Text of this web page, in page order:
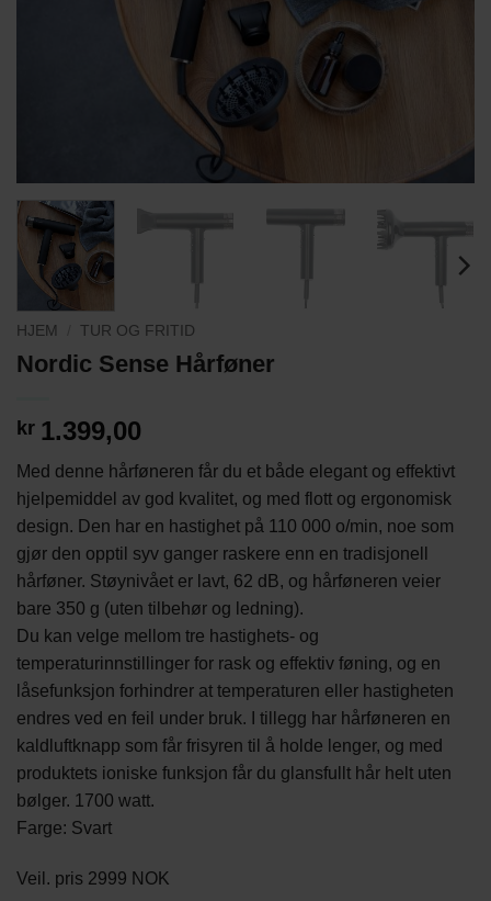
HJEM TUR OG FRITID
Nordic Sense Hårføner
kr 1.399,00
Med denne hårføneren får du et både elegant og effektivt
hjelpemiddel av god kvalitet, og med flott og ergonomisk
design. Den har en hastighet på 110 000 o/min, noe som
gjør den opptil syv ganger raskere enn en tradisjonell
hårføner. Støynivået er lavt, 62 dB, og hårføneren veier
bare 350 g (uten tilbehør og ledning).
Du kan velge mellom tre hastighets- og
temperaturinnstillinger for rask og effektiv føning, og en
låsefunksjon forhindrer at temperaturen eller hastigheten
endres ved en feil under bruk. I tillegg har hårføneren en
kaldluftknapp som får frisyren til å holde lenger, og med
produktets ioniske funksjon får du glansfullt hår helt uten
bølger. 1700 watt.
Farge: Svart
Veil. pris 2999 NOK